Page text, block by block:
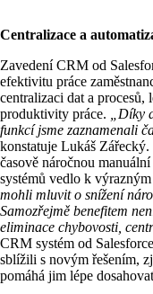
Centralizace a
Zavedení CRM od
efektivitu práce
centralizaci dat a procesů,
produktivity práce.
„Díky
funkcí jsme zaznamenali
konstatuje Lukáš
časově náročnou
systémů vedlo k
mohli mluvit o snížení
Samozřejmě benefitem
eliminace chybovosti,
CRM systém od
sblížili s novým řešením,
pomáhá jim lépe